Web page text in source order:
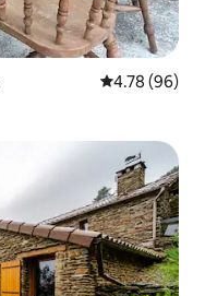
Calificación
4.78 (96)